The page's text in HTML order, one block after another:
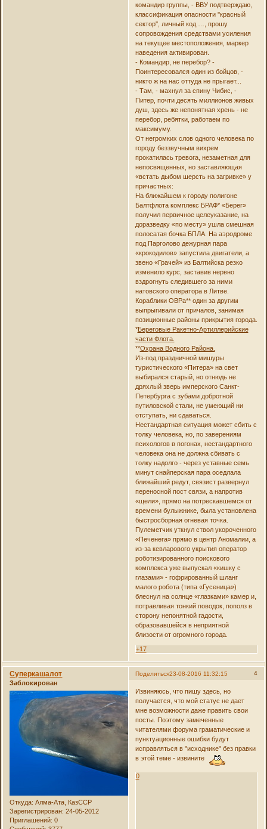
командир группы, - ВВУ подтверждаю,
классификация опасности ''красный
сектор'', личный код …, прошу
сопровождения средствами усиления
на текущее местоположения, маркер
наведения активирован.
- Командир, не перебор? -
Поинтересовался один из бойцов, -
никто ж на нас оттуда не прыгает...
- Там, - махнул за спину Чибис, -
Питер, почти десять миллионов живых
душ, здесь же непонятная хрень - не
перебор, ребятки, работаем по
максимуму.
От негромких слов одного человека по
городу беззвучным вихрем
прокатилась тревога, незаметная для
непосвященных, но заставляющая
«встать дыбом шерсть на загривке» у
причастных:
На ближайшем к городу полигоне
Балтфлота комплекс БРАФ* «Берег»
получил первичное целеуказание, на
доразведку «по месту» ушла смешная
полосатая бочка БПЛА. На аэродроме
под Парголово дежурная пара
«крокодилов» запустила двигатели, а
звено «Грачей» из Балтийска резко
изменило курс, заставив нервно
вздрогнуть следившего за ними
натовского оператора в Литве.
Кораблики ОВРа** один за другим
выпрыгивали от причалов, занимая
позиционные районы прикрытия города.
*Береговые Ракетно-Артиллерийские
части Флота.
**Охрана Водного Района.
Из-под праздничной мишуры
туристического «Питера» на свет
выбирался старый, но отнюдь не
дряхлый зверь имперского Санкт-
Петербурга с зубами добротной
путиловской стали, не умеющий ни
отступать, ни сдаваться.
Нестандартная ситуация может сбить с
толку человека, но, по заверениям
психологов в погонах, нестандартного
человека она не должна сбивать с
толку надолго - через уставные семь
минут снайперская пара оседлала
ближайший редут, связист развернул
переносной пост связи, а напротив
«щели», прямо на потрескавшемся от
времени булыжнике, была установлена
быстросборная огневая точка.
Пулеметчик уткнул ствол укороченного
«Печенега» прямо в центр Аномалии, а
из-за кевларового укрытия оператор
роботизированного поискового
комплекса уже выпускал «кишку с
глазами» - гофрированный шланг
малого робота (типа «Гусеница»)
блеснул на солнце «глазками» камер и,
потравливая тонкий поводок, пополз в
сторону непонятной гадости,
образовавшейся в неприятной
близости от огромного города.
+17
Поделиться 4
23-08-2016 11:32:15
Суперкашалот
Заблокирован
Откуда: Алма-Ата, КазССР
Зарегистрирован: 24-05-2012
Приглашений: 0
Извиняюсь, что пишу здесь, но
получается, что мой статус не дает
мне возможности даже править свои
посты. Поэтому замеченные
читателями форума граматические и
пунктуационные ошибки будут
исправляться в "исходнике" без правки
в этой теме - извините
0